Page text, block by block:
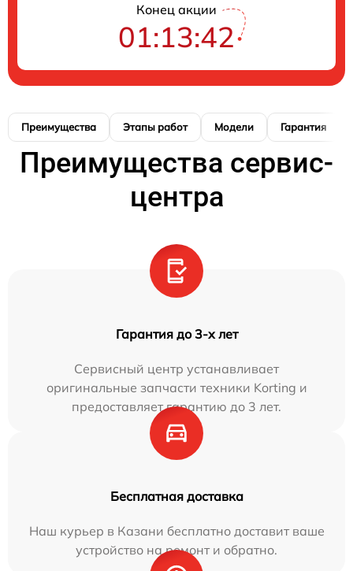
Конец акции
01:13:41
Преимущества Этапы работ Модели Гарантия
Преимущества сервис-
центра
Гарантия до 3-х лет
Сервисный центр устанавливает
оригинальные запчасти техники Korting и
предоставляет гарантию до 3 лет.
Бесплатная доставка
Наш курьер в Казани бесплатно доставит ваше
устройство на ремонт и обратно.